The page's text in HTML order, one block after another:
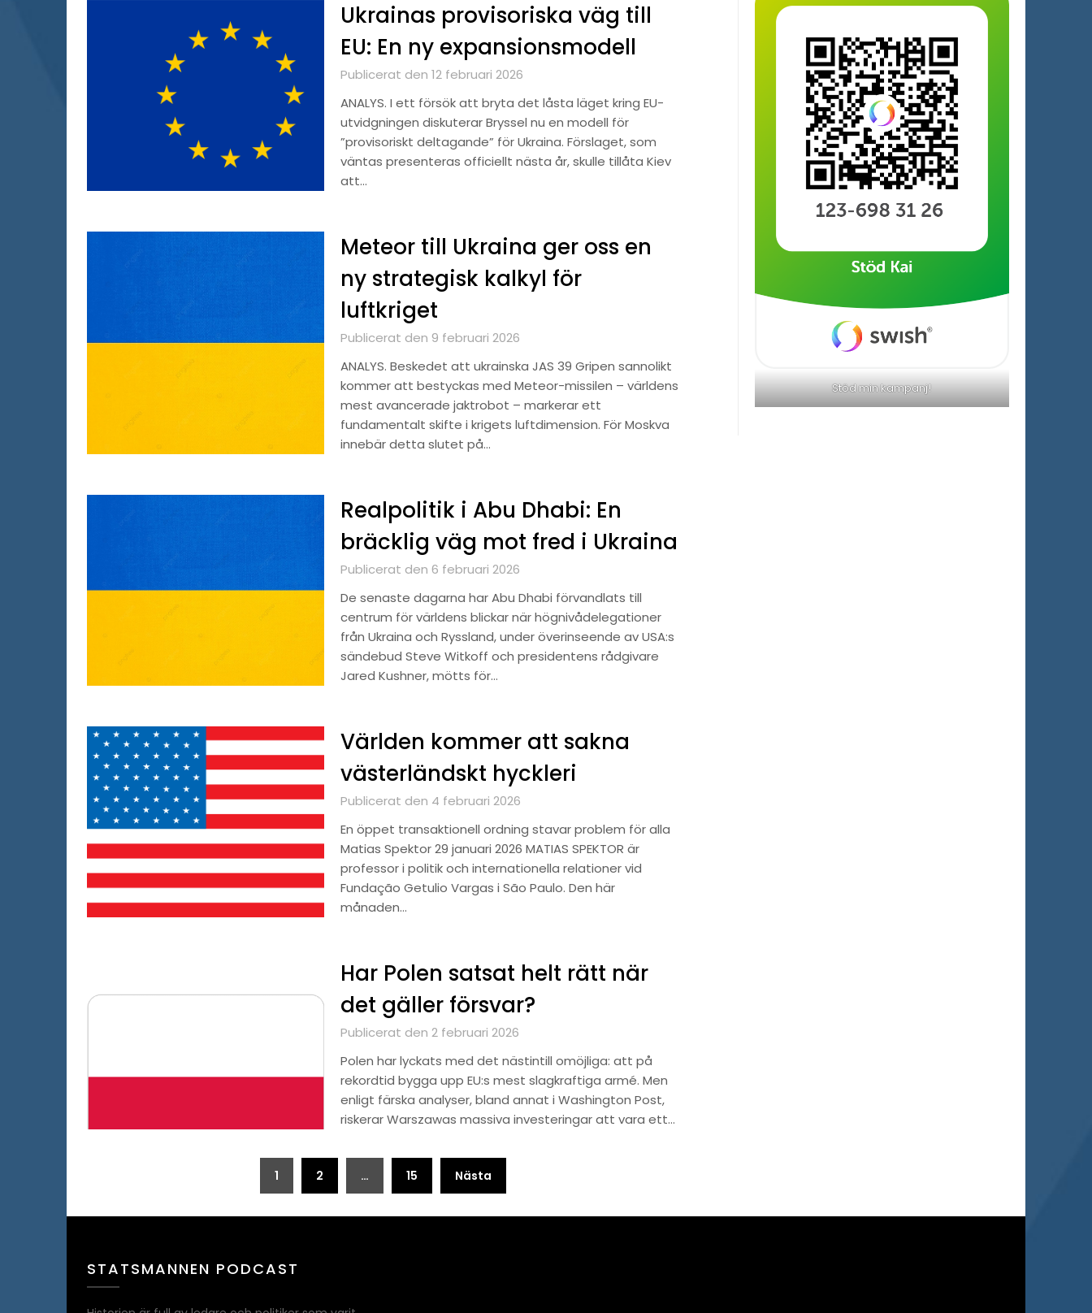
Ukrainas provisoriska väg till
EU: En ny expansionsmodell
Publicerat den 12 februari 2026
ANALYS. I ett försök att bryta det låsta läget kring EU-
utvidgningen diskuterar Bryssel nu en modell för
”provisoriskt deltagande” för Ukraina. Förslaget, som
väntas presenteras officiellt nästa år, skulle tillåta Kiev
att…
Meteor till Ukraina ger oss en
ny strategisk kalkyl för
luftkriget
Publicerat den 9 februari 2026
ANALYS. Beskedet att ukrainska JAS 39 Gripen sannolikt
kommer att bestyckas med Meteor-missilen – världens
mest avancerade jaktrobot – markerar ett
fundamentalt skifte i krigets luftdimension. För Moskva
innebär detta slutet på…
Realpolitik i Abu Dhabi: En
bräcklig väg mot fred i Ukraina
Publicerat den 6 februari 2026
De senaste dagarna har Abu Dhabi förvandlats till
centrum för världens blickar när högnivådelegationer
från Ukraina och Ryssland, under överinseende av USA:s
sändebud Steve Witkoff och presidentens rådgivare
Jared Kushner, mötts för…
Världen kommer att sakna
västerländskt hyckleri
Publicerat den 4 februari 2026
En öppet transaktionell ordning stavar problem för alla
Matias Spektor 29 januari 2026 MATIAS SPEKTOR är
professor i politik och internationella relationer vid
Fundação Getulio Vargas i São Paulo. Den här
månaden…
Har Polen satsat helt rätt när
det gäller försvar?
Publicerat den 2 februari 2026
Polen har lyckats med det nästintill omöjliga: att på
rekordtid bygga upp EU:s mest slagkraftiga armé. Men
enligt färska analyser, bland annat i Washington Post,
riskerar Warszawas massiva investeringar att vara ett…
1 2 … 15 Nästa
Stöd min kampanj!
STATSMANNEN PODCAST